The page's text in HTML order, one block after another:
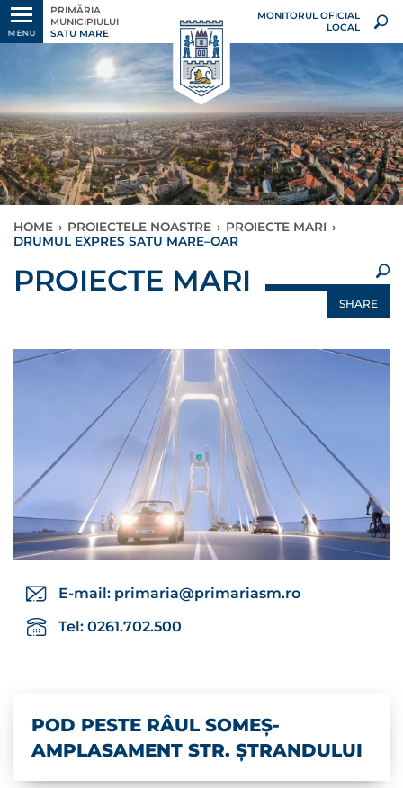
MENU
PRIMĂRIA
MUNICIPIULUI
SATU MARE
MONITORUL OFICIAL
LOCAL
HOME › PROIECTELE NOASTRE › PROIECTE MARI ›
DRUMUL EXPRES SATU MARE–OAR
×
PROIECTE MARI
SHARE
E-mail: primaria@primariasm.ro
Tel: 0261.702.500
POD PESTE RÂUL SOMEȘ-
AMPLASAMENT STR. ȘTRANDULUI